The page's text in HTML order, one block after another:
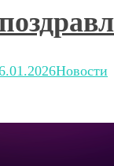
Новости